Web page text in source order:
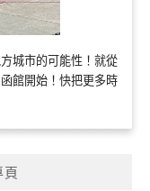
城市的可能性！就從
館開始！快把更多時